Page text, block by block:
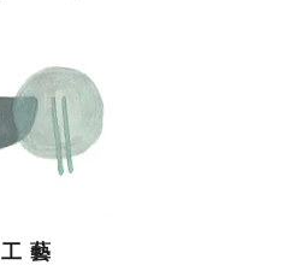
工 藝